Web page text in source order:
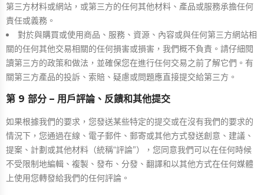
第三方材料或網站，或第三方的任何其他材料、產品或服務承擔任何
責任或義務。
對於與購買或使用商品、服務、資源、內容或與任何第三方網站相
關的任何其他交易相關的任何損害或損害，我們概不負責。請仔細閱
讀第三方的政策和做法，並確保您在進行任何交易之前了解它們。有
關第三方產品的投訴、索賠、疑慮或問題應直接提交給第三方。
第 9 部分 – 用戶評論、反饋和其他提交
如果根據我們的要求，您發送某些特定的提交或在沒有我們的要求的
情況下，您通過在線、電子郵件、郵寄或其他方式發送創意、建議、
提案、計劃或其他材料（統稱“評論”），您同意我們可以在任何時候
不受限制地編輯、複製、發布、分發、翻譯和以其他方式在任何媒體
上使用您轉發給我們的任何評論。